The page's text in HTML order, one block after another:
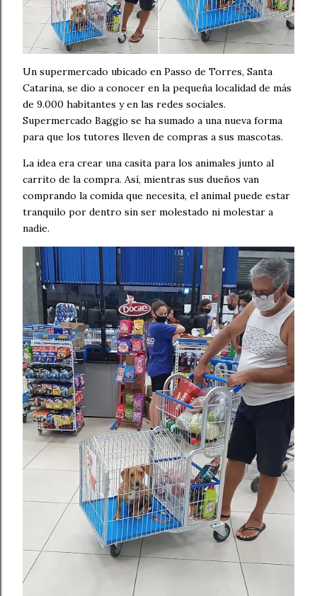
Un supermercado ubicado en Passo de Torres, Santa
Catarina, se dio a conocer en la pequeña localidad de más
de 9.000 habitantes y en las redes sociales.
Supermercado Baggio se ha sumado a una nueva forma
para que los tutores lleven de compras a sus mascotas.
La idea era crear una casita para los animales junto al
carrito de la compra. Así, mientras sus dueños van
comprando la comida que necesita, el animal puede estar
tranquilo por dentro sin ser molestado ni molestar a
nadie.